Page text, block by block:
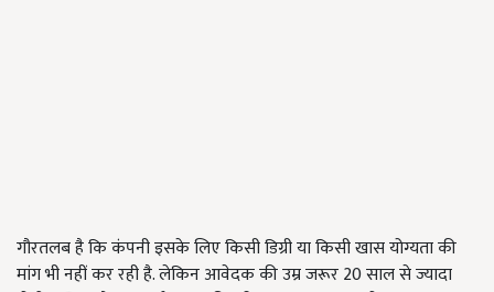
गौरतलब है कि कंपनी इसके लिए किसी डिग्री या किसी खास योग्यता की
मांग भी नहीं कर रही है. लेकिन आवेदक की उम्र जरूर 20 साल से ज्यादा